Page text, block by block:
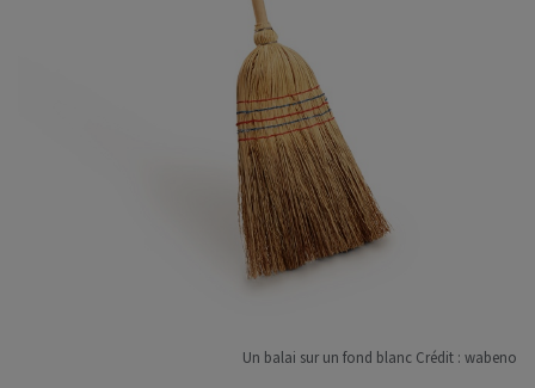
Un balai sur un fond blanc Crédit : wabeno